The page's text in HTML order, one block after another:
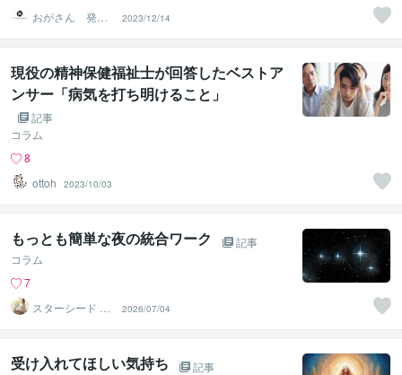
おがさん 発達
支援の役立つ知
識・実践
2023/12/14
現役の精神保健福祉士が回答したベストア
ンサー「病気を打ち明けること」
記事
コラム
8
ottoh
2023/10/03
もっとも簡単な夜の統合ワーク
記事
コラム
7
スターシード あ
いな
2026/07/04
受け入れてほしい気持ち
記事